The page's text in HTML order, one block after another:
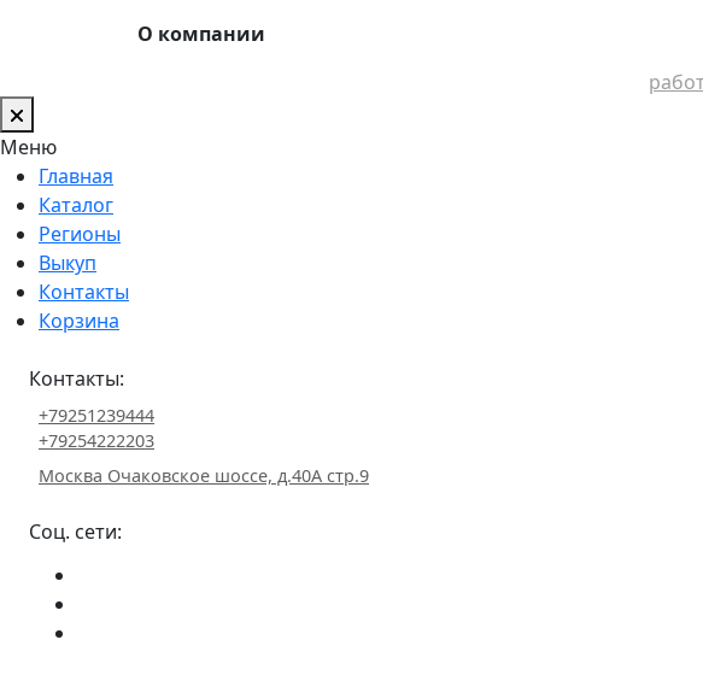
О компании
Меню
Главная
Каталог
Регионы
Выкуп
Контакты
Корзина
Контакты:
+79251239444
+79254222203
Москва Очаковское шоссе, д.40А стр.9
Соц. сети: